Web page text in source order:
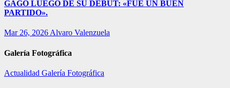
GAGO LUEGO DE SU DEBUT: «FUE UN BUEN
PARTIDO».
Mar 26, 2026 Alvaro Valenzuela
Galería Fotográfica
Actualidad Galería Fotográfica